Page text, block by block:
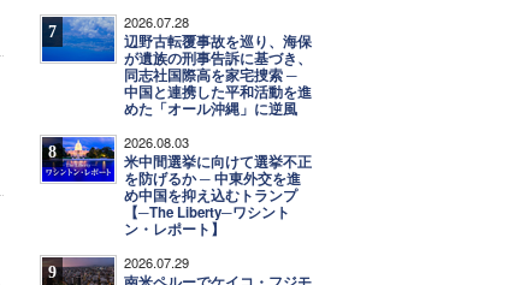
7 2026.07.28
辺野古転覆事故を巡り、海保
が遺族の刑事告訴に基づき、
同志社国際高を家宅捜索 ─
中国と連携した平和活動を進
めた「オール沖縄」に逆風
8 2026.08.03
米中間選挙に向けて選挙不正
を防げるか ─ 中東外交を進
め中国を抑え込むトランプ
【─The Liberty─ワシント
ン・レポート】
9 2026.07.29